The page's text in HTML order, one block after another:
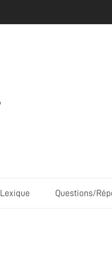
Lexique Questions/